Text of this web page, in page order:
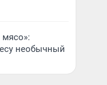
необычный